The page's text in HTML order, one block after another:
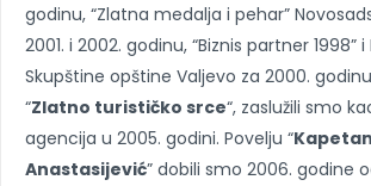
godinu, “Zlatna medalja i pehar”
2001. i 2002. godinu, “Biznis partner 1998”
Skupštine opštine Valjevo za 2000.
“Zlatno turističko srce“, zaslužili smo
agencija u 2005. godini. Povelju “
Anastasijević” dobili smo 2006. godine